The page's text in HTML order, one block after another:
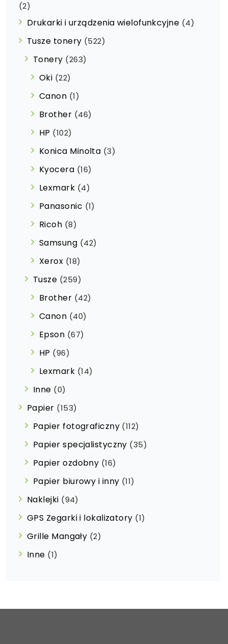
(2)
Drukarki i urządzenia wielofunkcyjne (4)
Tusze tonery (522)
Tonery (263)
Oki (22)
Canon (1)
Brother (46)
HP (102)
Konica Minolta (3)
Kyocera (16)
Lexmark (4)
Panasonic (1)
Ricoh (8)
Samsung (42)
Xerox (18)
Tusze (259)
Brother (42)
Canon (40)
Epson (67)
HP (96)
Lexmark (14)
Inne (0)
Papier (153)
Papier fotograficzny (112)
Papier specjalistyczny (35)
Papier ozdobny (16)
Papier biurowy i inny (11)
Naklejki (94)
GPS Zegarki i lokalizatory (1)
Grille Mangały (2)
Inne (1)